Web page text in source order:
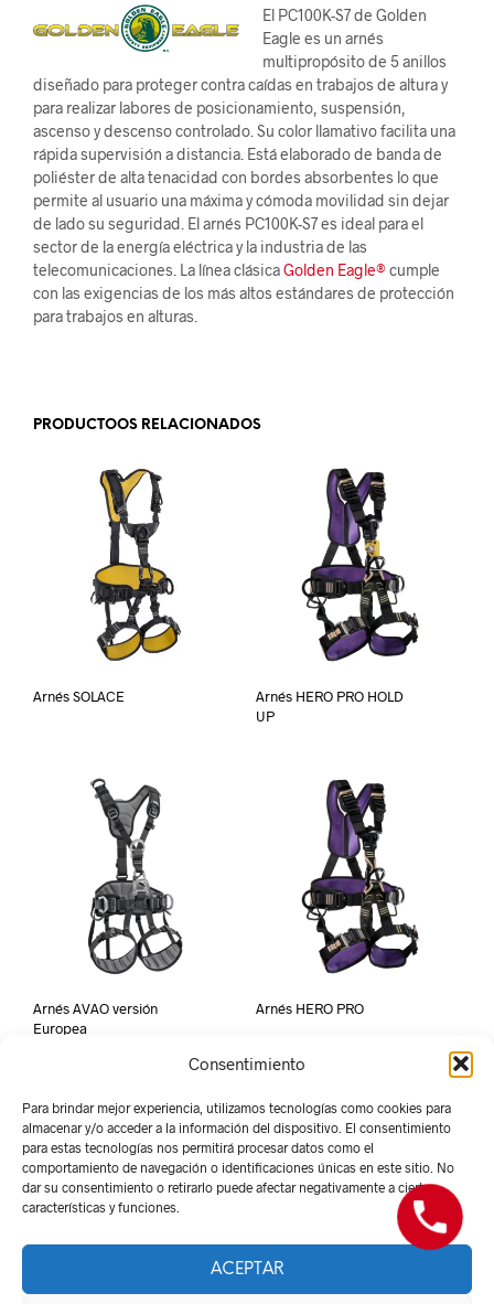
Consentimiento
Para brindar mejor experiencia, utilizamos tecnologías como cookies para
almacenar y/o acceder a la información del dispositivo. El consentimiento
para estas tecnologías nos permitirá procesar datos como el
comportamiento de navegación o identificaciones únicas en este sitio. No
dar su consentimiento o retirarlo puede afectar negativamente a ciertas
características y funciones.
ACEPTAR
El PC100K-S7 de Golden
Eagle es un arnés
multipropósito de 5 anillos
diseñado para proteger contra caídas en trabajos de altura y
para realizar labores de posicionamiento, suspensión,
ascenso y descenso controlado. Su color llamativo facilita una
rápida supervisión a distancia. Está elaborado de banda de
poliéster de alta tenacidad con bordes absorbentes lo que
permite al usuario una máxima y cómoda movilidad sin dejar
de lado su seguridad. El arnés PC100K-S7 es ideal para el
sector de la energía eléctrica y la industria de las
telecomunicaciones. La línea clásicaGolden Eagle® cumple
con las exigencias de los más altos estándares de protección
para trabajos en alturas.
PRODUCTOOS RELACIONADOS
Arnés SOLACE
Arnés HERO PRO HOLD
UP
Arnés AVAO versión
Europea
Arnés HERO PRO
Derechos Reservados -Red Suministros 2026